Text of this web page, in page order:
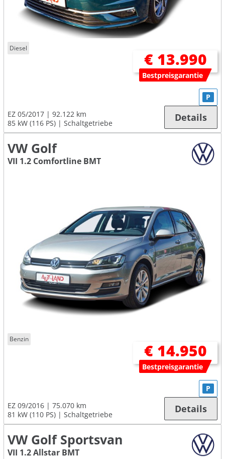
Diesel
€ 13.990
Bestpreisgarantie
EZ 05/2017
92.122 km
85 kW (116 PS)
Schaltgetriebe
P
Details
VW Golf
VII 1.2 Comfortline BMT
Benzin
€ 14.950
Bestpreisgarantie
EZ 09/2016
75.070 km
81 kW (110 PS)
Schaltgetriebe
P
Details
VW Golf Sportsvan
VII 1.2 Allstar BMT